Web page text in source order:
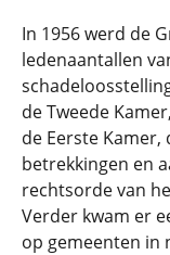
In 1956 werd de
ledenaantallen
de Tweede
de Eerste
betrekkingen en
rechtsorde van
Verder kwam er
op gemeenten in